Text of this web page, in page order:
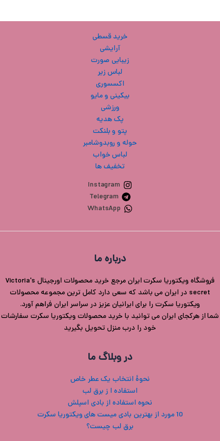
خرید قسطی
آرایشی
زیبایی صورت
لباس زیر
اکسسوری
بیکینی و مایو
ورزشی
پک هدیه
پتو و بلنکت
حوله و روبدوشامبر
لباس خواب
تخفیف ها
Instagram
Telegram
WhatsApp
درباره ما
فروشگاه ویکتوریا سکرت ایران مرجع خرید محصولات اورجینال Victoria's
secret در ایران می باشد که سعی دارد کامل ترین مجموعه محصولات
ویکتوریا سکرت را برای ایرانیان عزیز در سراسر ایران فراهم آورد.
شما از هرکجای ایران می توانید با خرید محصولات ویکتوریا سکرت سفارشات
خود را درب منزل تحویل بگیرید
در وبلاگ ما
نحوۀ انتخاب یک عطر خاص
استفاده ا ز برق لب
نحوه استفاده از بادی اسپلش
10 مورد از بهترین بادی میست های ویکتوریا سکرت
برق لب چیست؟